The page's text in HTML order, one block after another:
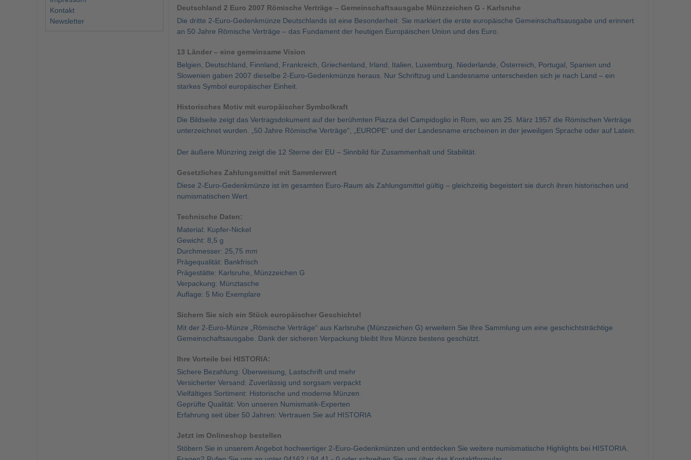
Deutschland 2 Euro 2007 Römische Verträge – Gemeinschaftsausgabe Münzzeichen G - Karlsruhe
Die dritte 2-Euro-Gedenkmünze Deutschlands ist eine Besonderheit: Sie markiert die erste europäische Gemeinschaftsausgabe und erinnert
an 50 Jahre Römische Verträge – das Fundament der heutigen Europäischen Union und des Euro.
13 Länder – eine gemeinsame Vision
Belgien, Deutschland, Finnland, Frankreich, Griechenland, Irland, Italien, Luxemburg, Niederlande, Österreich, Portugal, Spanien und
Slowenien gaben 2007 dieselbe 2-Euro-Gedenkmünze heraus. Nur Schriftzug und Landesname unterscheiden sich je nach Land – ein
starkes Symbol europäischer Einheit.
Historisches Motiv mit europäischer Symbolkraft
Die Bildseite zeigt das Vertragsdokument auf der berühmten Piazza del Campidoglio in Rom, wo am 25. März 1957 die Römischen Verträge
unterzeichnet wurden. „50 Jahre Römische Verträge“, „EUROPE“ und der Landesname erscheinen in der jeweiligen Sprache oder auf Latein.
Der äußere Münzring zeigt die 12 Sterne der EU – Sinnbild für Zusammenhalt und Stabilität.
Gesetzliches Zahlungsmittel mit Sammlerwert
Diese 2-Euro-Gedenkmünze ist im gesamten Euro-Raum als Zahlungsmittel gültig – gleichzeitig begeistert sie durch ihren historischen und
numismatischen Wert.
Technische Daten:
Material: Kupfer-Nickel
Gewicht: 8,5 g
Durchmesser: 25,75 mm
Prägequalität: Bankfrisch
Prägestätte: Karlsruhe, Münzzeichen G
Verpackung: Münztasche
Auflage: 5 Mio Exemplare
Sichern Sie sich ein Stück europäischer Geschichte!
Mit der 2-Euro-Münze „Römische Verträge“ aus Karlsruhe (Münzzeichen G) erweitern Sie Ihre Sammlung um eine geschichtsträchtige
Gemeinschaftsausgabe. Dank der sicheren Verpackung bleibt Ihre Münze bestens geschützt.
Ihre Vorteile bei HISTORIA:
Sichere Bezahlung: Überweisung, Lastschrift und mehr
Versicherter Versand: Zuverlässig und sorgsam verpackt
Vielfältiges Sortiment: Historische und moderne Münzen
Geprüfte Qualität: Von unseren Numismatik-Experten
Erfahrung seit über 50 Jahren: Vertrauen Sie auf HISTORIA
Jetzt im Onlineshop bestellen
Stöbern Sie in unserem Angebot hochwertiger 2-Euro-Gedenkmünzen und entdecken Sie weitere numismatische Highlights bei HISTORIA.
Kontakt
Newsletter